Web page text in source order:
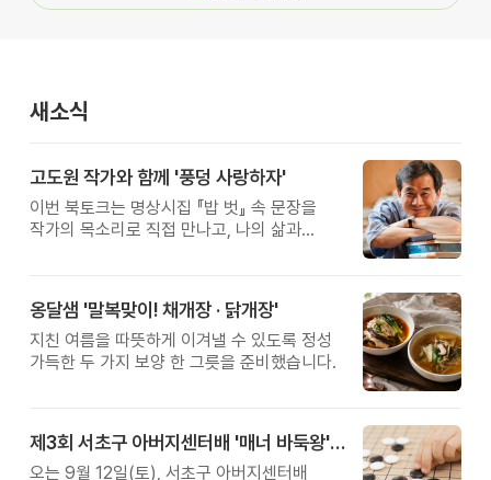
새소식
고도원 작가와 함께 '풍덩 사랑하자'
이번 북토크는 명상시집 『밥 벗』 속 문장을
작가의 목소리로 직접 만나고, 나의 삶과
옹달샘 '말복맞이! 채개장 · 닭개장'
지친 여름을 따뜻하게 이겨낼 수 있도록 정성
가득한 두 가지 보양 한 그릇을 준비했습니다.
제3회 서초구 아버지센터배 '매너 바둑왕' 대회
오는 9월 12일(토), 서초구 아버지센터배